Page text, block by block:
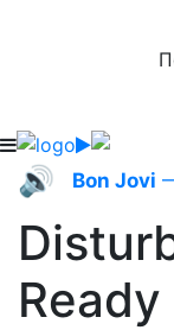
🔊 Bon Jovi
Ready